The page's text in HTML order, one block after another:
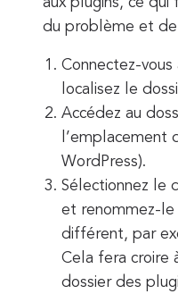
aux plugins, ce qui
du problème et de
Connectez-
localisez le
Accédez au
l’emplacement
WordPress).
Sélectionnez le
et renommez-le
différent, par
Cela fera croire
dossier des